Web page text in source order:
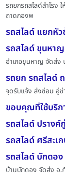
รถยกรถสไลด์สำโรง
ถาดกองพ
รถสไลด์ แยกหั
รถสไลด์ ขุนหา
อำเภอขุนหาญ จัดส่ง
รถยก รถสไลด์
จุดรับแจ้ง ส่งซ่อม อู่
ขอบคุณที่ใช้บริก
รถสไลด์ ปราง
รถสไลด์ ศรีสะ
รถสไลด์ บักดอ
บ้านบักดอง จัดส่ง อ